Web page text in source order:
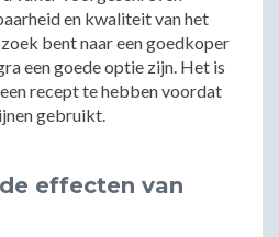
en kwaliteit van het
bent naar een goedkoper
een goede optie zijn. Het is
recept te hebben voordat
gebruikt.
effecten van